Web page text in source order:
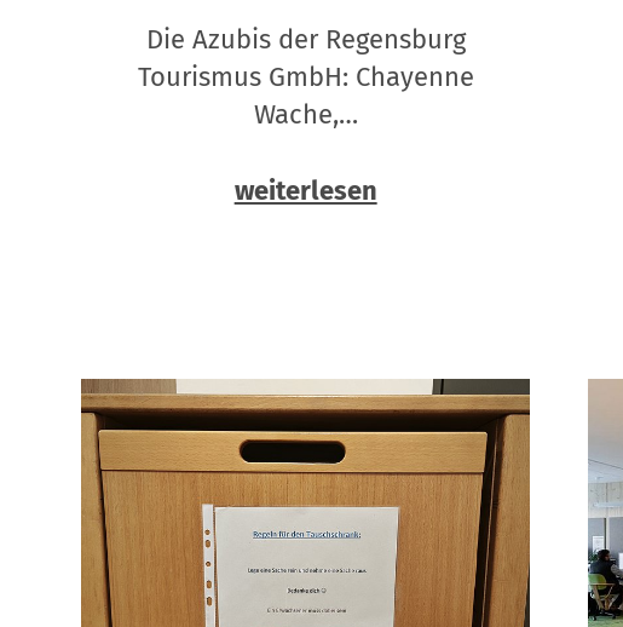
Die Azubis der Regensburg
Tourismus GmbH: Chayenne
Wache,…
weiterlesen